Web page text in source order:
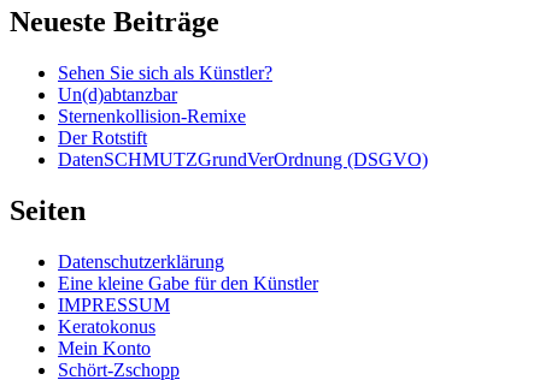
Neueste Beiträge
Sehen Sie sich als Künstler?
Un(d)abtanzbar
Sternenkollision-Remixe
Der Rotstift
DatenSCHMUTZGrundVerOrdnung (DSGVO)
Seiten
Datenschutzerklärung
Eine kleine Gabe für den Künstler
IMPRESSUM
Keratokonus
Mein Konto
Schört-Zschopp